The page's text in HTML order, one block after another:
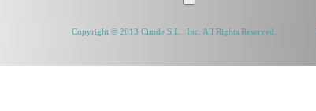
Copyright ©2013 Cimde S.L. Inc. All Rights Reserved.